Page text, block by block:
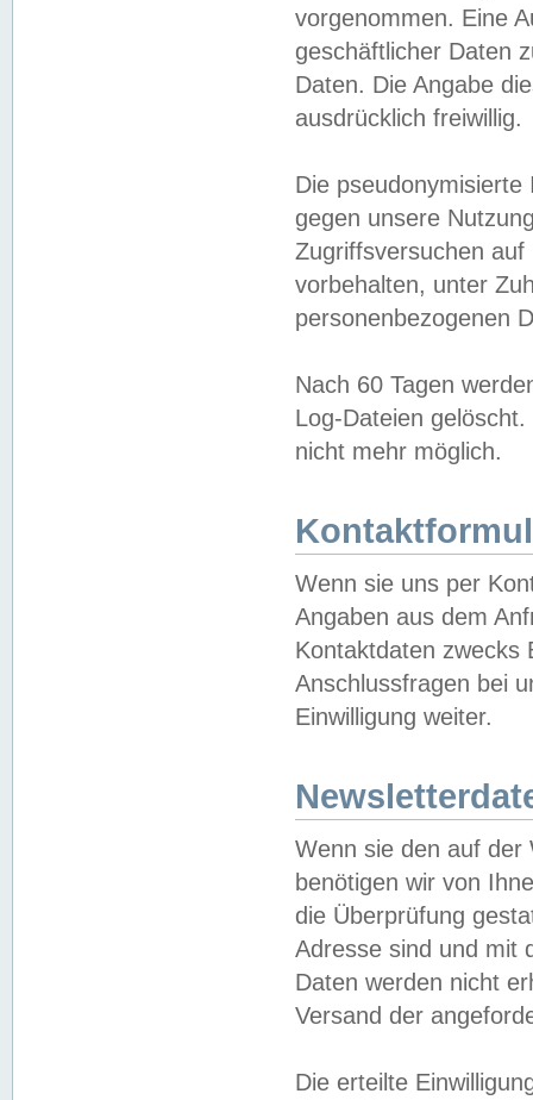
vorgenommen. Eine
geschäftlicher Daten
Daten. Die Angabe
ausdrücklich freiwillig.
Die
gegen unsere
Zugriffsversuchen
vorbehalten, unter
personenbezogenen
Nach 60 Tagen
Log-Dateien
nicht mehr möglich.
Wenn sie uns per
Angaben aus dem
Kontaktdaten zwecks
Anschlussfragen bei
Einwilligung weiter.
Wenn sie den auf der
benötigen wir von
die Überprüfung
Adresse sind und mit
Daten werden nicht
Versand der
Die erteilte